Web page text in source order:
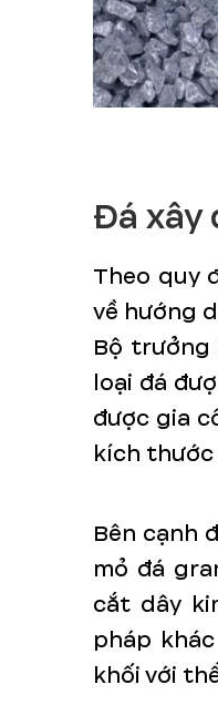
Đá xây
Theo quy
về hướng
Bộ trưởng
loại đá
được gia
kích thước
Bên cạnh
mỏ đá
cắt dây
pháp
khối với